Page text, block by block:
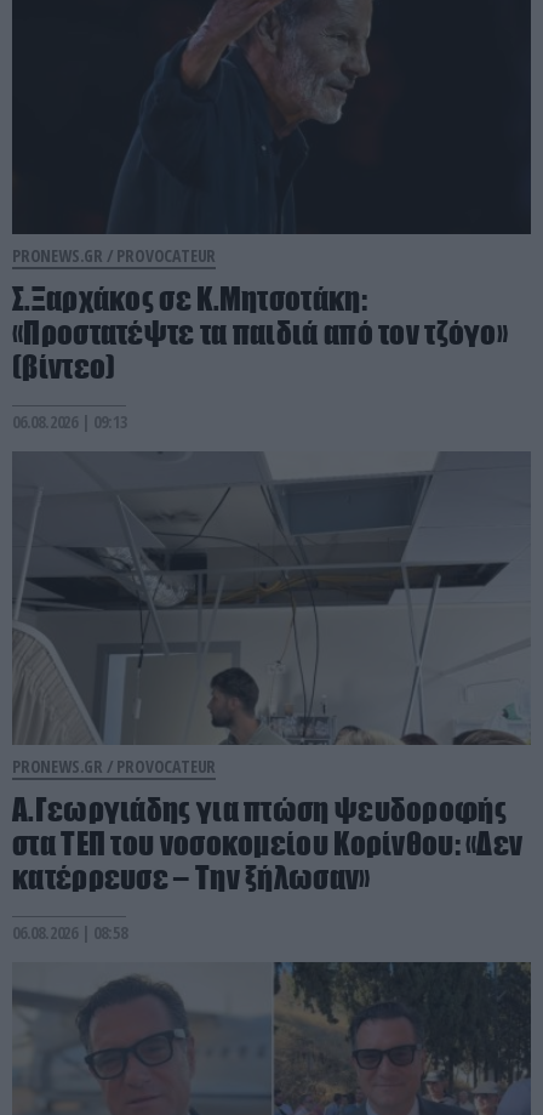
PRONEWS.GR / PROVOCATEUR
Σ.Ξαρχάκος σε Κ.Μητσοτάκη:
«Προστατέψτε τα παιδιά από τον τζόγο»
(βίντεο)
06.08.2026 | 09:13
PRONEWS.GR / PROVOCATEUR
Α.Γεωργιάδης για πτώση ψευδοροφής
στα ΤΕΠ του νοσοκομείου Κορίνθου: «Δεν
κατέρρευσε – Την ξήλωσαν»
06.08.2026 | 08:58